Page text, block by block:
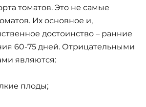
томатов. Это не самые
Их основное и,
достоинство – ранние
60-75 дней. Отрицательными
являются:
плоды;